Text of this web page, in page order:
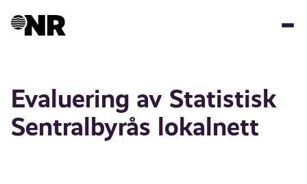
Evaluering av Statistisk
Sentralbyrås lokalnett